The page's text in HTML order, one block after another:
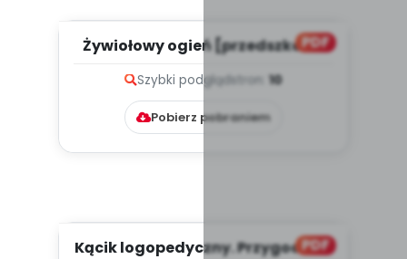
PDF
Żywiołowy ogień [przedszkolne
Szybki podglądstron: 10
Pobierz pobraniem
PDF
Kącik logopedyczny. Przygoda ze